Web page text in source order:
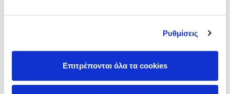
Ρυθμίσεις
Επιτρέπονται όλα τα cookies
Ο Κώστας Κρομμύδας στο Παλαιοχώρι Καλαμπάκας
Ο Κώστας Κρομμύδας και η Μαρίνα Γιώτη στη Νικήτη
Ο Στέφανος Ξενάκης στη Χίο